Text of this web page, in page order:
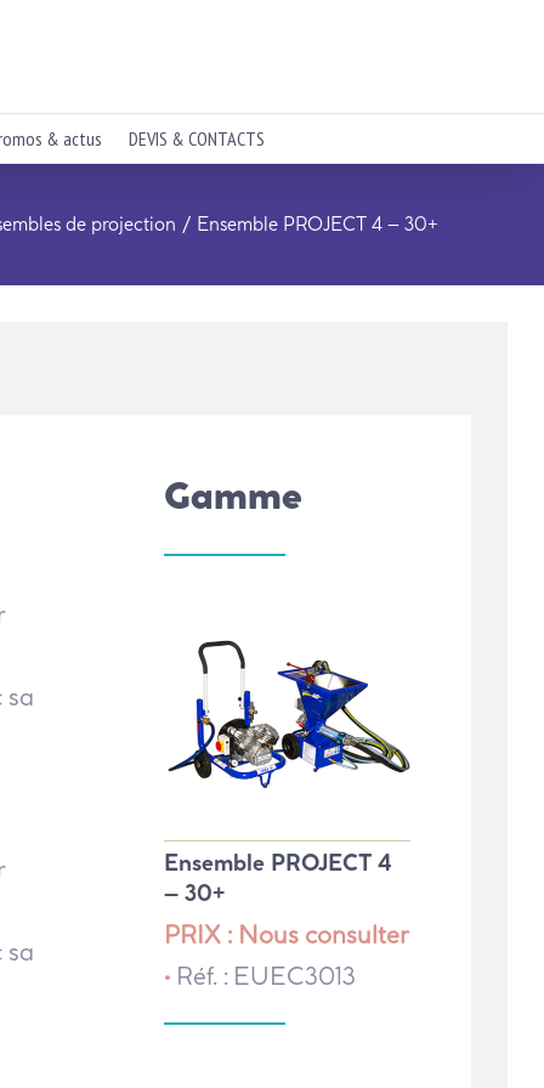
& actus DEVIS & CONTACTS
de projection Ensemble PROJECT 4 – 30+
sa
sa
Gamme
Ensemble PROJECT 4
– 30+
PRIX : Nous consulter
• Réf. : EUEC3013